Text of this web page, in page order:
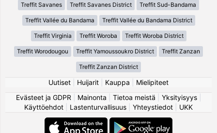
Treffit Savanes Treffit Savanes District Treffit Sud-Bandama
Treffit Vallée du Bandama Treffit Vallée du Bandama District
Treffit Virginia Treffit Woroba Treffit Woroba District
Treffit Worodougou Treffit Yamoussoukro District Treffit Zanzan
Treffit Zanzan District
Uutiset Huijarit Kauppa
Mielipiteet
Evästeet ja GDPR
Mainonta Tietoa meistä Yksityisyys|
Käyttöehdot
Lastenturvallisuus Yhteystiedot UKK